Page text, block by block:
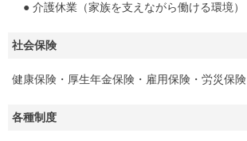
● 介護休業（家族を支えながら働ける環境）
社会保険
健康保険・厚生年金保険・雇用保険・労災保険
各種制度